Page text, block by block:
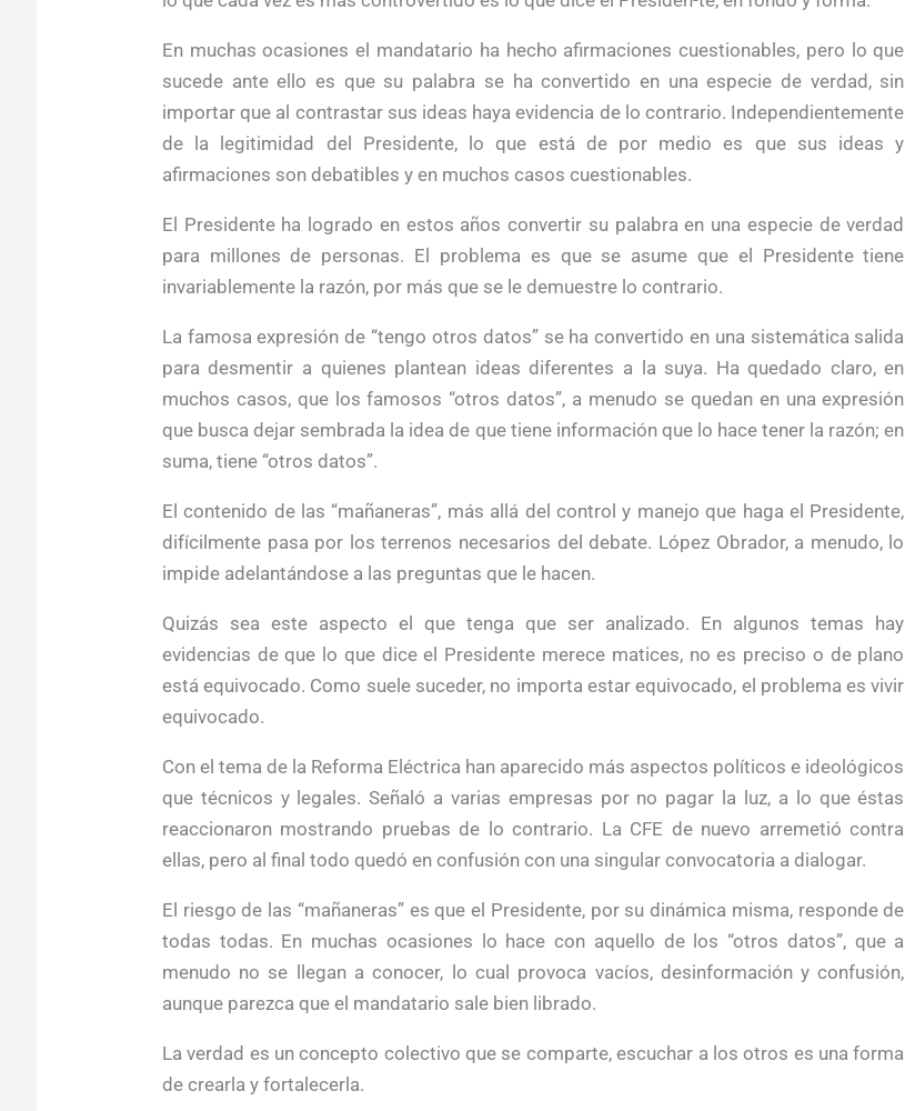
En muchas ocasiones el mandatario ha hecho afirmaciones cuestionables, pero lo que
sucede ante ello es que su palabra se ha convertido en una especie de verdad, sin
importar que al contrastar sus ideas haya evidencia de lo contrario. Independientemente
de la legitimidad del Presidente, lo que está de por medio es que sus ideas y
afirmaciones son debatibles y en muchos casos cuestionables.
El Presidente ha logrado en estos años convertir su palabra en una especie de verdad
para millones de personas. El problema es que se asume que el Presidente tiene
invariablemente la razón, por más que se le demuestre lo contrario.
La famosa expresión de “tengo otros datos” se ha convertido en una sistemática salida
para desmentir a quienes plantean ideas diferentes a la suya. Ha quedado claro, en
muchos casos, que los famosos “otros datos”, a menudo se quedan en una expresión
que busca dejar sembrada la idea de que tiene información que lo hace tener la razón; en
suma, tiene “otros datos”.
El contenido de las “mañaneras”, más allá del control y manejo que haga el Presidente,
difícilmente pasa por los terrenos necesarios del debate. López Obrador, a menudo, lo
impide adelantándose a las preguntas que le hacen.
Quizás sea este aspecto el que tenga que ser analizado. En algunos temas hay
evidencias de que lo que dice el Presidente merece matices, no es preciso o de plano
está equivocado. Como suele suceder, no importa estar equivocado, el problema es vivir
equivocado.
Con el tema de la Reforma Eléctrica han aparecido más aspectos políticos e ideológicos
que técnicos y legales. Señaló a varias empresas por no pagar la luz, a lo que éstas
reaccionaron mostrando pruebas de lo contrario. La CFE de nuevo arremetió contra
ellas, pero al final todo quedó en confusión con una singular convocatoria a dialogar.
El riesgo de las “mañaneras” es que el Presidente, por su dinámica misma, responde de
todas todas. En muchas ocasiones lo hace con aquello de los “otros datos”, que a
menudo no se llegan a conocer, lo cual provoca vacíos, desinformación y confusión,
aunque parezca que el mandatario sale bien librado.
La verdad es un concepto colectivo que se comparte, escuchar a los otros es una forma
de crearla y fortalecerla.